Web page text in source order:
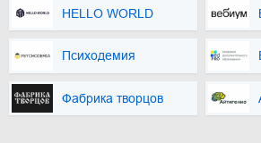
HELLO WORLD
Психодемия
Фабрика творцов